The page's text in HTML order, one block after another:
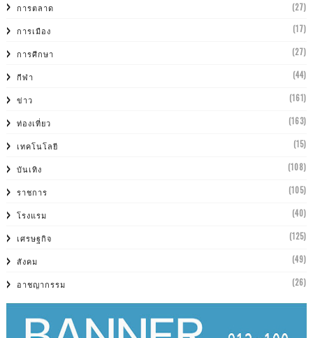
การตลาด (27)
การเมือง (17)
การศีกษา (27)
กีฬา (44)
ข่าว (161)
ท่องเที่ยว (163)
เทคโนโลยี (15)
บันเทิง (108)
ราชการ (105)
โรงแรม (40)
เศรษฐกิจ (125)
สังคม (49)
อาชญากรรม (26)